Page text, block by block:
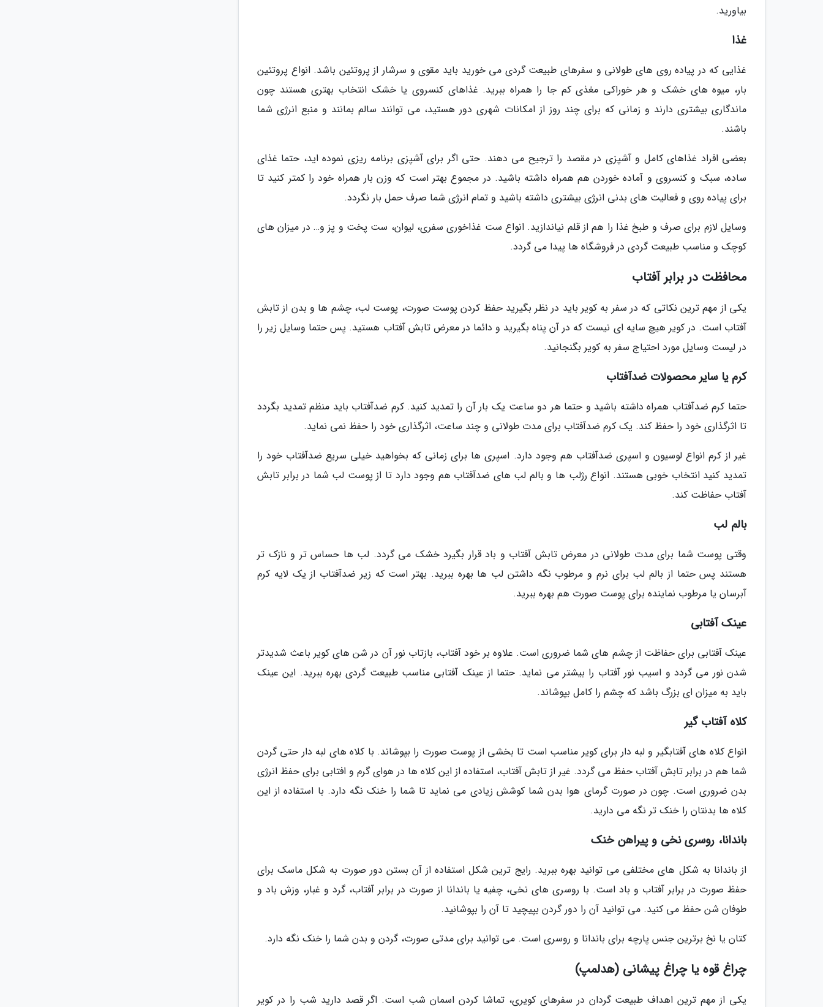
بیاورید.
غذا
غذایی که در پیاده روی های طولانی و سفرهای طبیعت گردی می خورید باید مقوی و سرشار از پروتئین باشد. انواع پروتئین
بار، میوه های خشک و هر خوراکی مغذی کم جا را همراه ببرید. غذاهای کنسروی یا خشک انتخاب بهتری هستند چون
ماندگاری بیشتری دارند و زمانی که برای چند روز از امکانات شهری دور هستید، می توانند سالم بمانند و منبع انرژی شما
باشند.
بعضی افراد غذاهای کامل و آشپزی در مقصد را ترجیح می دهند. حتی اگر برای آشپزی برنامه ریزی نموده اید، حتما غذای
ساده، سبک و کنسروی و آماده خوردن هم همراه داشته باشید. در مجموع بهتر است که وزن بار همراه خود را کمتر کنید تا
برای پیاده روی و فعالیت های بدنی انرژی بیشتری داشته باشید و تمام انرژی شما صرف حمل بار نگردد.
وسایل لازم برای صرف و طبخ غذا را هم از قلم نیاندازید. انواع ست غذاخوری سفری، لیوان، ست پخت و پز و… در میزان های
کوچک و مناسب طبیعت گردی در فروشگاه ها پیدا می گردد.
محافظت در برابر آفتاب
یکی از مهم ترین نکاتی که در سفر به کویر باید در نظر بگیرید حفظ کردن پوست صورت، پوست لب، چشم ها و بدن از تابش
آفتاب است. در کویر هیچ سایه ای نیست که در آن پناه بگیرید و دائما در معرض تابش آفتاب هستید. پس حتما وسایل زیر را
در لیست وسایل مورد احتیاج سفر به کویر بگنجانید.
کرم یا سایر محصولات ضدآفتاب
حتما کرم ضدآفتاب همراه داشته باشید و حتما هر دو ساعت یک بار آن را تمدید کنید. کرم ضدآفتاب باید منظم تمدید بگردد
تا اثرگذاری خود را حفظ کند. یک کرم ضدآفتاب برای مدت طولانی و چند ساعت، اثرگذاری خود را حفظ نمی نماید.
غیر از کرم انواع لوسیون و اسپری ضدآفتاب هم وجود دارد. اسپری ها برای زمانی که بخواهید خیلی سریع ضدآفتاب خود را
تمدید کنید انتخاب خوبی هستند. انواع رژلب ها و بالم لب های ضدآفتاب هم وجود دارد تا از پوست لب شما در برابر تابش
آفتاب حفاظت کند.
بالم لب
وقتی پوست شما برای مدت طولانی در معرض تابش آفتاب و باد قرار بگیرد خشک می گردد. لب ها حساس تر و نازک تر
هستند پس حتما از بالم لب برای نرم و مرطوب نگه داشتن لب ها بهره ببرید. بهتر است که زیر ضدآفتاب از یک لایه کرم
آبرسان یا مرطوب نماینده برای پوست صورت هم بهره ببرید.
عینک آفتابی
عینک آفتابی برای حفاظت از چشم های شما ضروری است. علاوه بر خود آفتاب، بازتاب نور آن در شن های کویر باعث شدیدتر
شدن نور می گردد و اسیب نور آفتاب را بیشتر می نماید. حتما از عینک آفتابی مناسب طبیعت گردی بهره ببرید. این عینک
باید به میزان ای بزرگ باشد که چشم را کامل بپوشاند.
کلاه آفتاب گیر
انواع کلاه های آفتابگیر و لبه دار برای کویر مناسب است تا بخشی از پوست صورت را بپوشاند. با کلاه های لبه دار حتی گردن
شما هم در برابر تابش آفتاب حفظ می گردد. غیر از تابش آفتاب، استفاده از این کلاه ها در هوای گرم و افتابی برای حفظ انرژی
بدن ضروری است. چون در صورت گرمای هوا بدن شما کوشش زیادی می نماید تا شما را خنک نگه دارد. با استفاده از این
کلاه ها بدنتان را خنک تر نگه می دارید.
باندانا، روسری نخی و پیراهن خنک
از باندانا به شکل های مختلفی می توانید بهره ببرید. رایج ترین شکل استفاده از آن بستن دور صورت به شکل ماسک برای
حفظ صورت در برابر آفتاب و باد است. با روسری های نخی، چفیه یا باندانا از صورت در برابر آفتاب، گرد و غبار، وزش باد و
طوفان شن حفظ می کنید. می توانید آن را دور گردن بپیچید تا آن را بپوشانید.
کتان یا نخ برترین جنس پارچه برای باندانا و روسری است. می توانید برای مدتی صورت، گردن و بدن شما را خنک نگه دارد.
چراغ قوه یا چراغ پیشانی (هدلمپ)
یکی از مهم ترین اهداف طبیعت گردان در سفرهای کویری، تماشا کردن اسمان شب است. اگر قصد دارید شب را در کویر